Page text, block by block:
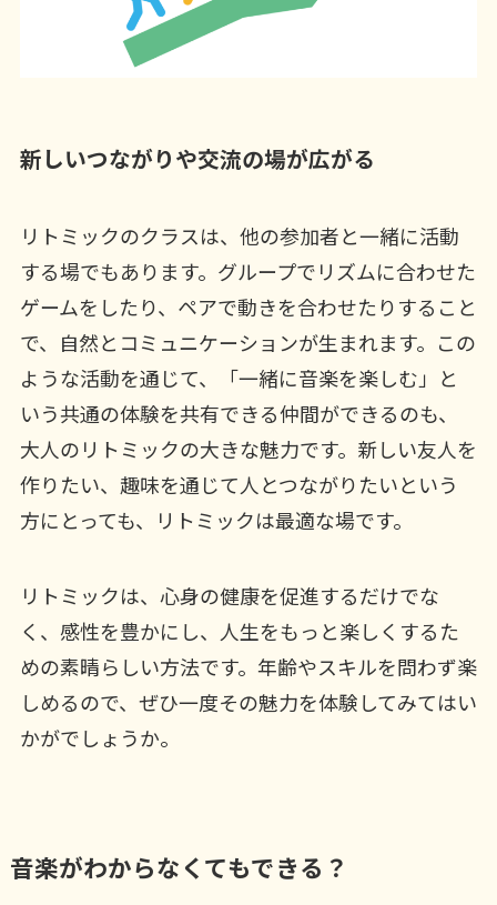
新しいつながりや交流の場が広がる
リトミックのクラスは、他の参加者と一緒に活動
する場でもあります。グループでリズムに合わせた
ゲームをしたり、ペアで動きを合わせたりすること
で、自然とコミュニケーションが生まれます。この
ような活動を通じて、「一緒に音楽を楽しむ」と
いう共通の体験を共有できる仲間ができるのも、
大人のリトミックの大きな魅力です。新しい友人を
作りたい、趣味を通じて人とつながりたいという
方にとっても、リトミックは最適な場です。
リトミックは、心身の健康を促進するだけでな
く、感性を豊かにし、人生をもっと楽しくするた
めの素晴らしい方法です。年齢やスキルを問わず楽
しめるので、ぜひ一度その魅力を体験してみてはい
かがでしょうか。
音楽がわからなくてもできる？